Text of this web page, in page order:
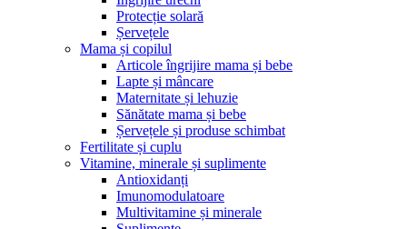
Protecție solară
Șervețele
Mama și copilul
Articole îngrijire mama și bebe
Lapte și mâncare
Maternitate și lehuzie
Sănătate mama și bebe
Șervețele și produse schimbat
Fertilitate și cuplu
Vitamine, minerale și suplimente
Antioxidanți
Imunomodulatoare
Multivitamine și minerale